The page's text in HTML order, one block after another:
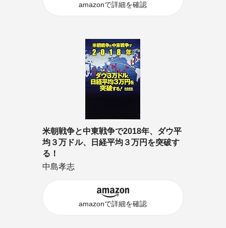
amazonで詳細を確認
米朝戦争と中東戦争で2018年、ダウ平
均３万ドル、日経平均３万円を突破す
る！
中島孝志
amazonで詳細を確認